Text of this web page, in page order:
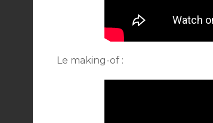
Le making-of :